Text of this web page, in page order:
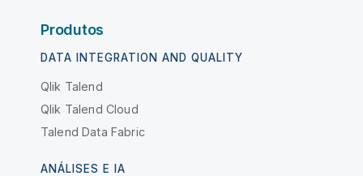
Produtos
DATA INTEGRATION AND QUALITY
Qlik Talend
Qlik Talend Cloud
Talend Data Fabric
ANÁLISES E IA